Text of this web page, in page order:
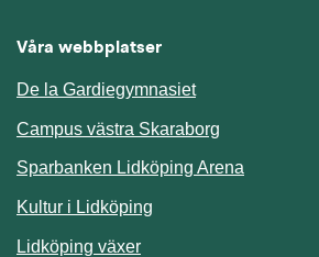
Våra webbplatser
De la Gardiegymnasiet
Campus västra Skaraborg
Sparbanken Lidköping Arena
Kultur i Lidköping
Lidköping växer